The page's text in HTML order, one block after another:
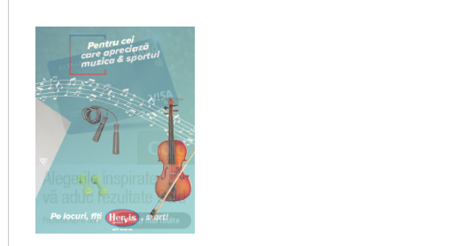
Cursul de Filosofie a vietii cotidiene
Societatea Muzicala organizeaza un curs de Filosofie a vietii cotidiene,
de nivel academic, cu durata de un an (2 semestre),...
Cursul de Filosofie generala (anul II)
Societatea Muzicala organizeaza un curs de Filosofie Generala, de nivel
academic, cu durata de doi ani (4 semestre), impreuna...
Societatea Culturala
Platforma online de marketing cultural
Descrierea produsului principal (platforma Internet) Obiectivul
proiectului este de a construi un sistem complex de market...
Cursul de Muzica universala (anul II)
Societatea Muzicala organizeaza un curs de cultura generala muzicala,